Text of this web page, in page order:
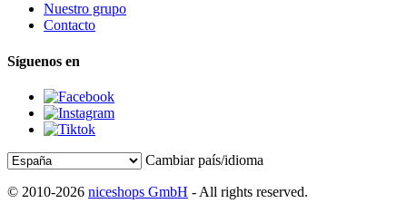
Nuestro grupo
Contacto
Síguenos en
Cambiar país/idioma
© 2010-2026 niceshops GmbH - All rights reserved.